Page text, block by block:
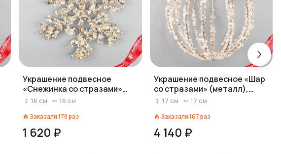
Украшение подвесное
«Снежинка со стразами»
(металл), 16х16см, шампань
16 см 16 см
Заказали178раз
1 620 ₽
Украшение подвесное «Шар
со стразами» (металл),
D17см, шампань
17 см 17 см
Заказали167раз
4 140 ₽